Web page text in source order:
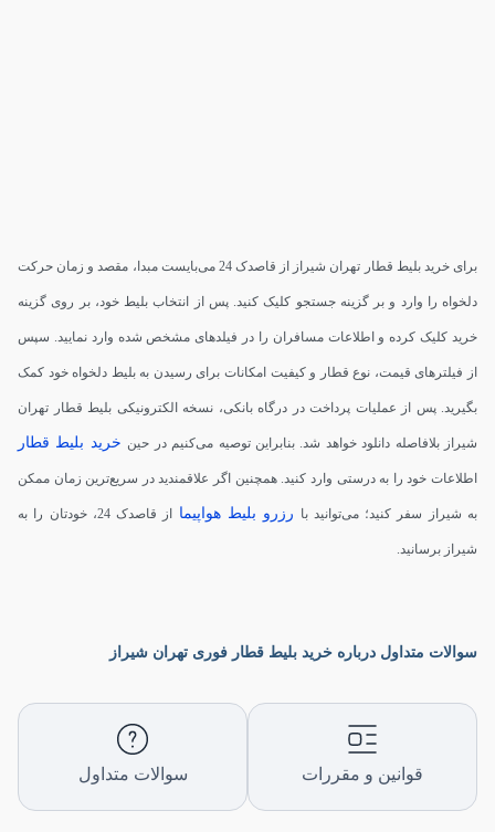
برای خرید بلیط قطار تهران شیراز از قاصدک 24 می‌بایست مبدا، مقصد و زمان حرکت
دلخواه را وارد و بر گزینه جستجو کلیک کنید. پس از انتخاب بلیط خود، بر روی گزینه
خرید کلیک کرده و اطلاعات مسافران را در فیلدهای مشخص شده وارد نمایید. سپس
از فیلترهای قیمت، نوع قطار و کیفیت امکانات برای رسیدن به بلیط دلخواه خود کمک
بگیرید. پس از عملیات پرداخت در درگاه بانکی، نسخه الکترونیکی بلیط قطار تهران
شیراز بلافاصله دانلود خواهد شد. بنابراین توصیه می‌کنیم در حینخرید بلیط قطار
اطلاعات خود را به درستی وارد کنید. همچنین اگر علاقمندید در سریع‌ترین زمان ممکن
به شیراز سفر کنید؛ می‌توانید بارزرو بلیط هواپیما از قاصدک 24، خودتان را به
شیراز برسانید.
سوالات متداول درباره خرید بلیط قطار فوری تهران شیراز
قوانین و مقررات سوالات متداول